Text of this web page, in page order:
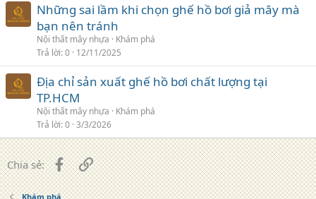
Những sai lầm khi chọn ghế hồ bơi giả mây mà
bạn nên tránh
Nội thất mây nhựa
Khám phá
Trả lời 0 12/11/2025
Địa chỉ sản xuất ghế hồ bơi chất lượng tại
TP.HCM
Nội thất mây nhựa
Khám phá
Trả lời 0 3/3/2026
Chia sẻ: FacebookLiên kết
Khám phá